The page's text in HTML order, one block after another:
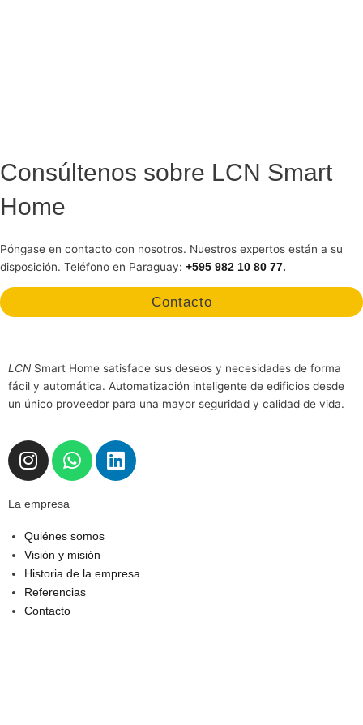
Consúltenos sobre LCN Smart
Home
Póngase en contacto con nosotros. Nuestros expertos están a su
disposición. Teléfono en Paraguay: +595 982 10 80 77.
Contacto
LCN Smart Home satisface sus deseos y necesidades de forma
fácil y automática. Automatización inteligente de edificios desde
un único proveedor para una mayor seguridad y calidad de vida.
I
n
t
a
g
r
a
m
W
h
s
a
p
p
L
i
i
La empresa
Quiénes somos
Visión y misión
Historia de la empresa
Referencias
Contacto